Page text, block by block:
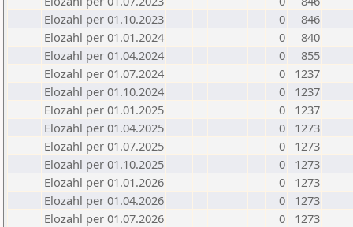
Elozahl per 01.10.2023
0
846
Elozahl per 01.01.2024
0
840
Elozahl per 01.04.2024
0
855
Elozahl per 01.07.2024
0
1237
Elozahl per 01.10.2024
0
1237
Elozahl per 01.01.2025
0
1237
Elozahl per 01.04.2025
0
1273
Elozahl per 01.07.2025
0
1273
Elozahl per 01.10.2025
0
1273
Elozahl per 01.01.2026
0
1273
Elozahl per 01.04.2026
0
1273
Elozahl per 01.07.2026
0
1273